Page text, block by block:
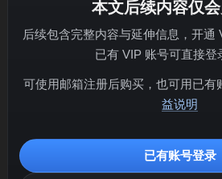
本文后续内容仅
后续包含完整内容与延伸信息，开通
已有 VIP 账号可直接登
可使用邮箱注册后购买，也可用已有
益说明
已有账号登录